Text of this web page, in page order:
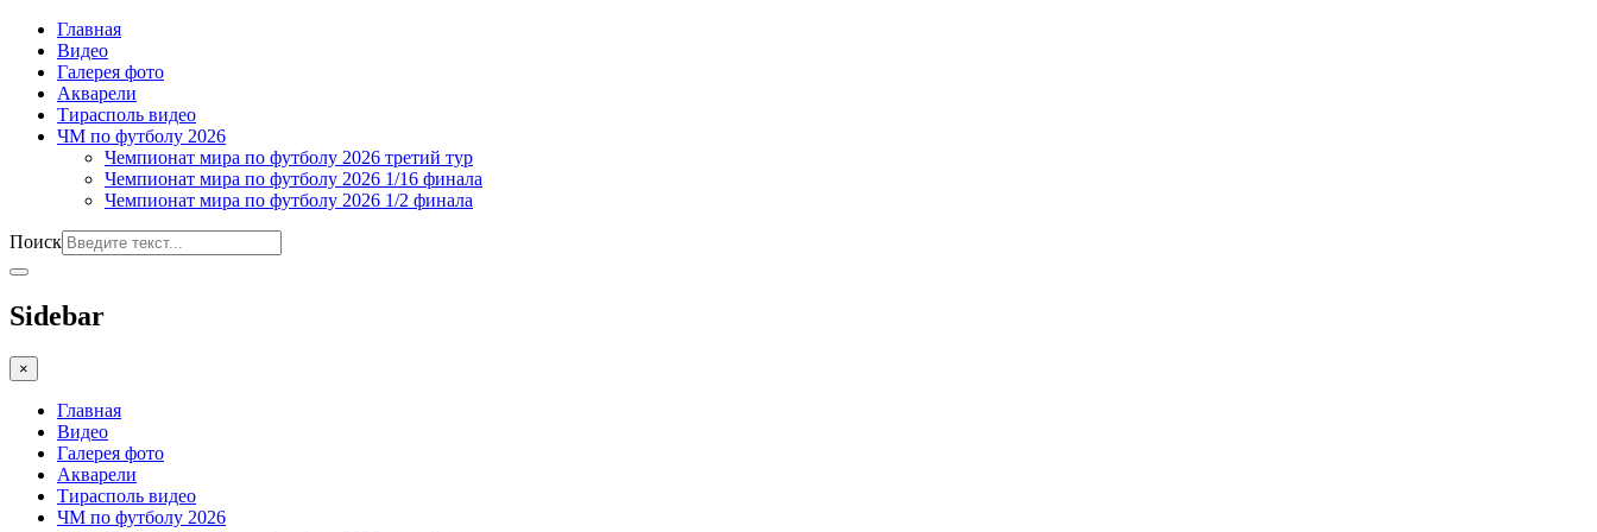
Главная
Видео
Галерея фото
Акварели
Тирасполь видео
ЧМ по футболу 2026
Чемпионат мира по футболу 2026 третий тур
Чемпионат мира по футболу 2026 1/16 финала
Чемпионат мира по футболу 2026 1/2 финала
Поиск
Sidebar
×
Главная
Видео
Галерея фото
Акварели
Тирасполь видео
ЧМ по футболу 2026